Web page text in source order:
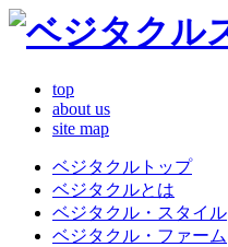
top
about us
site map
ベジタクルトップ
ベジタクルとは
ベジタクル・スタイル
ベジタクル・ファーム